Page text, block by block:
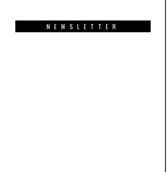
NEWSLETTER